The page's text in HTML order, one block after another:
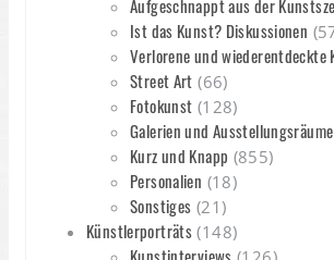
Aufgeschnappt aus der
Ist das Kunst? Diskussionen
Verlorene und wiederentdeckte
Street Art (66)
Fotokunst (128)
Galerien und Ausstellungsräume
Kurz und Knapp (855)
Personalien (18)
Sonstiges (21)
Künstlerporträts (148)